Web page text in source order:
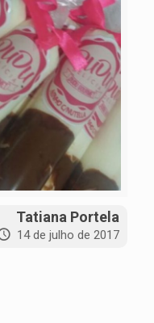
Tatiana Portela
14 de julho de 2017